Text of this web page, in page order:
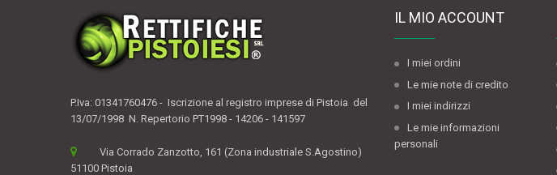
P.Iva: 01341760476 - Iscrizione al registro imprese di Pistoia del
13/07/1998 N. Repertorio PT1998 - 14206 - 141597
Via Corrado Zanzotto, 161 (Zona industriale S.Agostino)
51100 Pistoia
IL MIO ACCOUNT
I miei ordini
Le mie note di credito
I miei indirizzi
Le mie informazioni
personali